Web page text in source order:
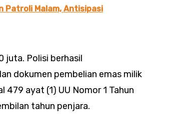
Patroli Malam, Antisipasi
juta. Polisi berhasil
dokumen pembelian emas milik
ayat (1) UU Nomor 1 Tahun
tahun penjara.